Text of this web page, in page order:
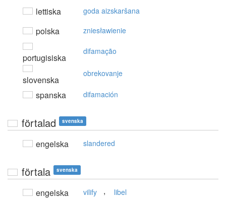
lettiska goda aizskaršana
polska zniesławienie
portugisiska
difamação
slovenska
obrekovanje
spanska difamación
förtalad svenska
engelska slandered
förtala svenska
engelska vilify , libel